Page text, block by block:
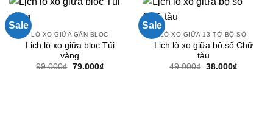
Sale
LÒ XO GIỮA GẮN BLOC
Lịch lò xo giữa bloc Túi
vàng
99.000₫ Giá
79.000₫Giá
Sale
LÒ XO GIỮA 13 TỜ BỘ SỐ
Lịch lò xo giữa bộ số Chữ
tàu
49.000₫ Giá
38.000₫Giá